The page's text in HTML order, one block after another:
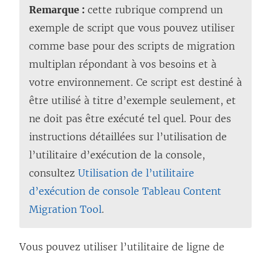
Remarque : cette rubrique comprend un
exemple de script que vous pouvez utiliser
comme base pour des scripts de migration
multiplan répondant à vos besoins et à
votre environnement. Ce script est destiné à
être utilisé à titre d’exemple seulement, et
ne doit pas être exécuté tel quel. Pour des
instructions détaillées sur l’utilisation de
l’utilitaire d’exécution de la console,
consultez Utilisation de l’utilitaire
d’exécution de console Tableau Content
Migration Tool.
Vous pouvez utiliser l’utilitaire de ligne de